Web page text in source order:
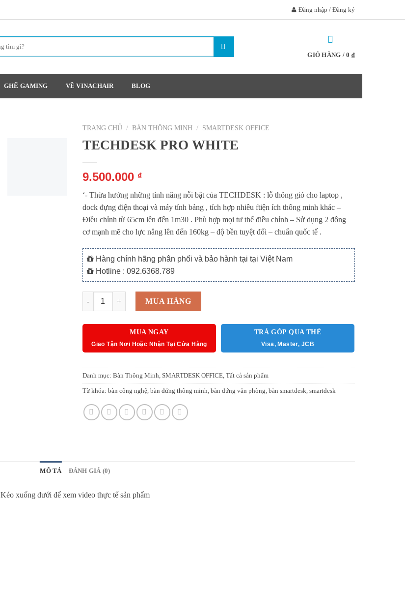
Đăng nhập / Đăng ký
GIỎ HÀNG /0 ₫
GHẾ GAMING VỀ VINACHAIR BLOG
TRANG CHỦ / BÀN THÔNG MINH / SMARTDESK OFFICE
TECHDESK PRO WHITE
9.500.000 ₫
‘- Thừa hưởng những tính năng nỗi bật của TECHDESK : lỗ thông gió cho laptop ,
dock đựng điện thoại và máy tính bảng , tích hợp nhiêu ftiện ích thông minh khác –
Điều chỉnh từ 65cm lên đến 1m30 . Phù hợp mọi tư thế điều chỉnh – Sử dụng 2 đông
cơ mạnh mẽ cho lực nâng lên đến 160kg – độ bền tuyệt đối – chuẩn quốc tế .
Hàng chính hãng phân phối và bảo hành tại tại Việt Nam
Hotline : 092.6368.789
TECHDESK PRO WHITE số lượng
MUA HÀNG
MUA NGAY
Giao Tận Nơi Hoặc Nhận Tại Cửa Hàng
TRẢ GÓP QUA THẺ
Visa, Master, JCB
Danh mục: Bàn Thông Minh SMARTDESK OFFICE Tất cả sản phẩm
Từ khóa: bàn công nghệ bàn đứng thông minh bàn đứng văn phòng bàn smartdesk smartdesk
MÔ TẢ ĐÁNH GIÁ (0)
Kéo xuống dưới để xem video thực tế sản phẩm